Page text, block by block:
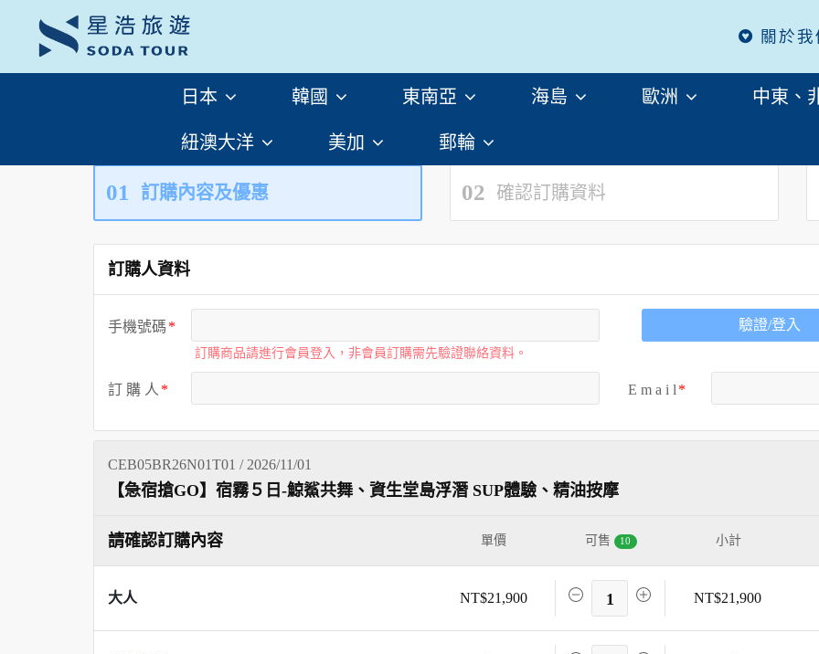
關於我
日本 韓國 東南亞 海島 歐洲
中東、
紐澳大洋
美加 郵輪
01 訂購內容及優惠 02 確認訂購資料
訂購人資料
手機號碼
訂購商品請進行會員登入，非會員訂購需先驗證聯絡資料。
驗證/登入
訂 購 人 E m a i l
CEB05BR26N01T01 / 2026/11/01
【急宿搶GO】宿霧５日-鯨鯊共舞、資生堂島浮潛 SUP體驗、精油按摩
請確認訂購內容 單價 可售 10 小計
大人 NT$21,900 1 NT$21,900